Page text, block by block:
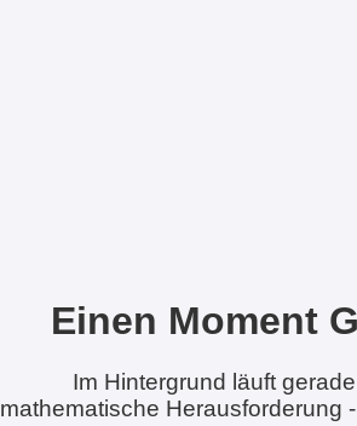
Einen Moment
Im Hintergrund läuft
mathematische Herausforderung